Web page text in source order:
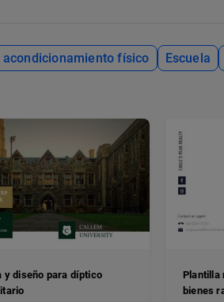
acondicionamiento físico Escuela
y diseño para díptico
Plantilla
bienes